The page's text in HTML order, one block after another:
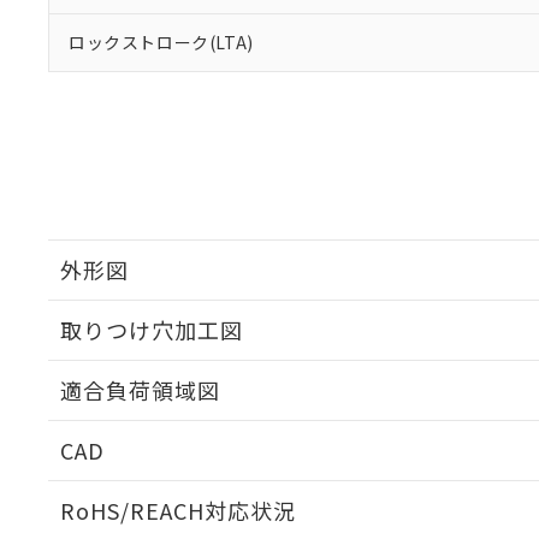
ロックストローク(LTA)
外形図
取りつけ穴加工図
適合負荷領域図
CAD
RoHS/REACH対応状況